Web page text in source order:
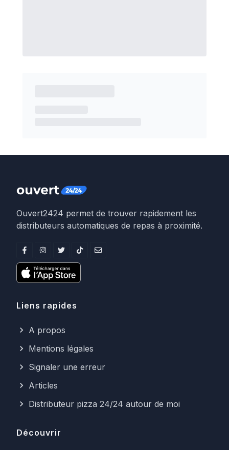
Ouvert2424 permet de trouver rapidement les
distributeurs automatiques de repas à proximité.
Liens rapides
A propos
Mentions légales
Signaler une erreur
Articles
Distributeur pizza 24/24 autour de moi
Découvrir